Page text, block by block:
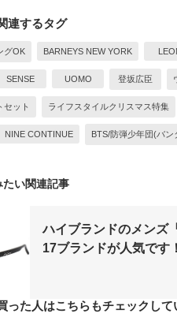
連するタグ
グOK BARNEYS NEW YORK
SENSE UOMO 登坂広臣
セット ライフスタイルクリスマス特集
NINE CONTINUE BTS/防弾少年団(バン
たい関連記事
ハイブランドのメンズ
17ブランドが人気です！
った人はこちらもチェックして